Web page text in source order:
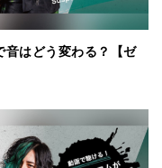
はどう変わる？【ゼ